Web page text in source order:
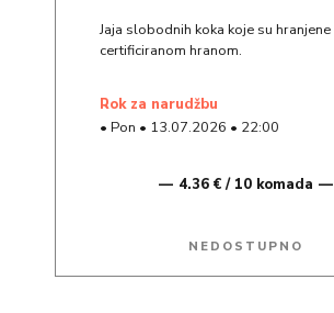
Jaja slobodnih koka koje su
certificiranom hranom.
rok za narudžbu
• Pon • 13.07.2026 • 22:00
4.36 € / 10 komada
NEDOSTUPNO